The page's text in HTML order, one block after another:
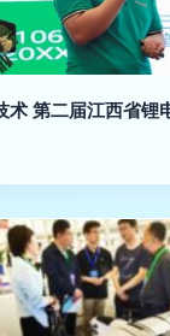
术 第二届江西省锂